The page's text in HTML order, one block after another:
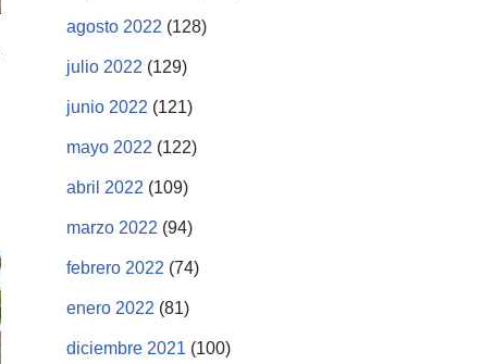
agosto 2022 (128)
julio 2022 (129)
junio 2022 (121)
mayo 2022 (122)
abril 2022 (109)
marzo 2022 (94)
febrero 2022 (74)
enero 2022 (81)
diciembre 2021 (100)